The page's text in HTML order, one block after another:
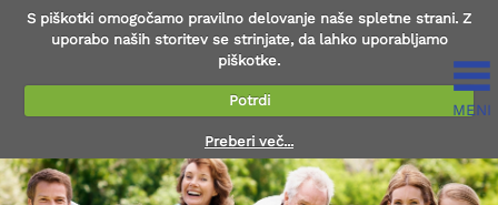
S piškotki omogočamo pravilno delovanje naše spletne strani. Z
uporabo naših storitev se strinjate, da lahko uporabljamo
piškotke.
Potrdi
Preberi več...
MENI